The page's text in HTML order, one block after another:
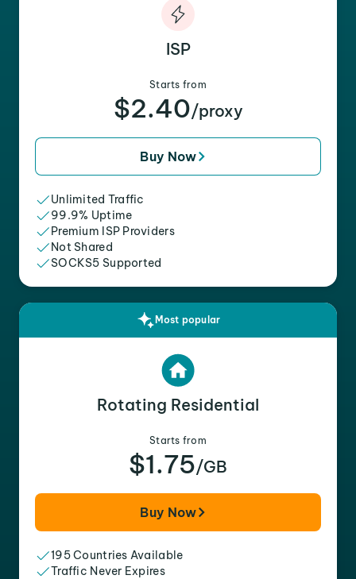
ISP
Starts from
$2.40/proxy
Buy Now
Unlimited Traffic
99.9% Uptime
Premium ISP Providers
Not Shared
SOCKS5 Supported
Most popular
Rotating Residential
Starts from
$1.75/GB
Buy Now
195 Countries Available
Traffic Never Expires